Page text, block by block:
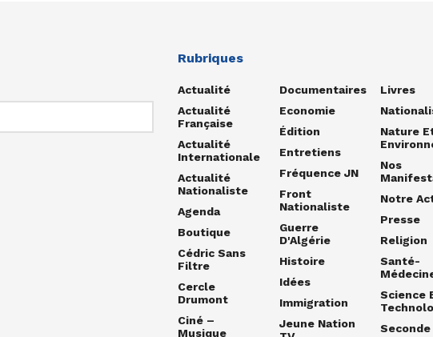
Rubriques
Actualité
Actualité
Française
Actualité
Internationale
Actualité
Nationaliste
Agenda
Boutique
Cédric Sans
Filtre
Cercle
Drumont
Ciné –
Musique
Documentaires
Economie
Édition
Entretiens
Fréquence JN
Front
Nationaliste
Guerre
D'Algérie
Histoire
Idées
Immigration
Jeune Nation
Livres
Nature
Nos
Notre
Presse
Religion
Santé-
Science
Seconde